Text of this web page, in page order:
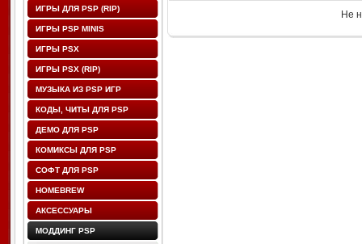
ИГРЫ ДЛЯ PSP (RIP)
ИГРЫ PSP MINIS
ИГРЫ PSX
ИГРЫ PSX (RIP)
МУЗЫКА ИЗ PSP ИГР
КОДЫ, ЧИТЫ ДЛЯ PSP
ДЕМО ДЛЯ PSP
КОМИКСЫ ДЛЯ PSP
СОФТ ДЛЯ PSP
HOMEBREW
АКСЕССУАРЫ
МОДДИНГ PSP
Не